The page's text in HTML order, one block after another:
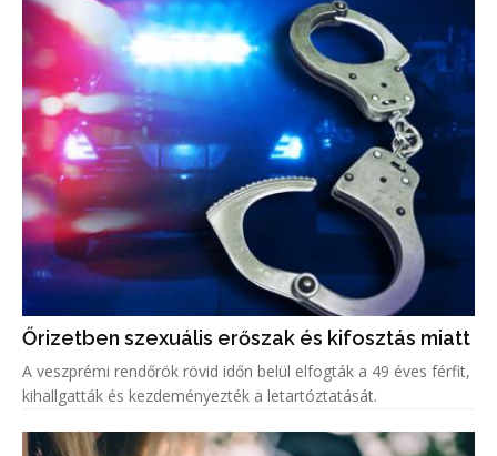
Őrizetben szexuális erőszak és kifosztás miatt
A veszprémi rendőrök rövid időn belül elfogták a 49 éves férfit,
kihallgatták és kezdeményezték a letartóztatását.